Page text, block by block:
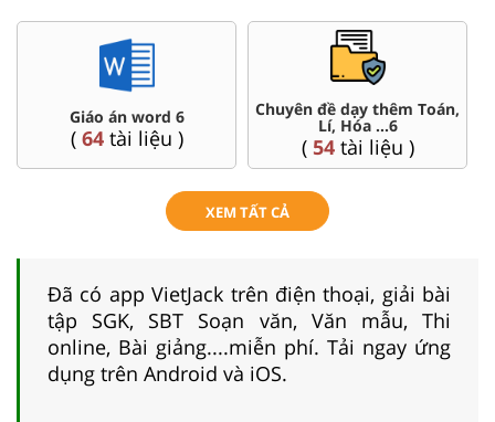
Giáo án word 6
( 64tài liệu )
Chuyên đề dạy thêm Toán,
Lí, Hóa ...6
( 54tài liệu )
XEM TẤT CẢ
Đã có app VietJack trên điện thoại, giải bài
tập SGK, SBT Soạn văn, Văn mẫu, Thi
online, Bài giảng....miễn phí. Tải ngay ứng
dụng trên Android và iOS.